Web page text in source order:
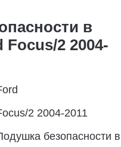
в
2 2004-
2 2004-2011
безопасности